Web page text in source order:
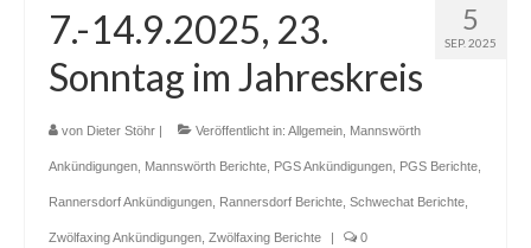
5
SEP. 2025
7.-14.9.2025, 23.
Sonntag im Jahreskreis
von Dieter Stöhr | Veröffentlicht in: Allgemein Mannswörth
Ankündigungen Mannswörth Berichte PGS Ankündigungen PGS Berichte
Rannersdorf Ankündigungen Rannersdorf Berichte Schwechat Berichte
Zwölfaxing Ankündigungen Zwölfaxing Berichte | 0